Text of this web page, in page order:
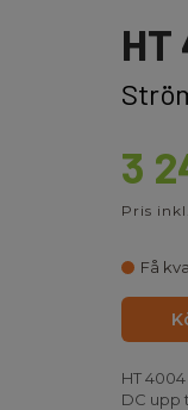
3
Pris
Få
HT
DC upp